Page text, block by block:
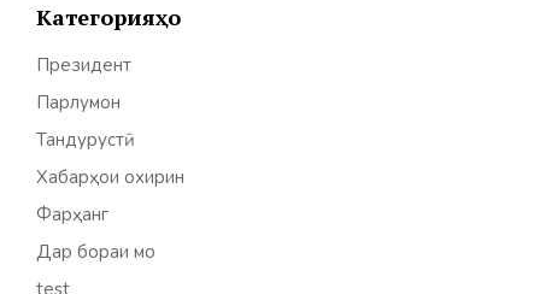
Категорияҳо
Президент
Парлумон
Тандурустӣ
Хабарҳои охирин
Фарҳанг
Дар бораи мо
test